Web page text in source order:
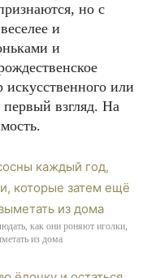
но с
и
и
или
взгляд. На
как они роняют иголки,
из дома